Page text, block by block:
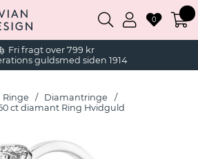
Fri fragt over 799 kr
guldsmed siden 1914
0
Ringe
Diamantringe
ct diamant Ring Hvidguld